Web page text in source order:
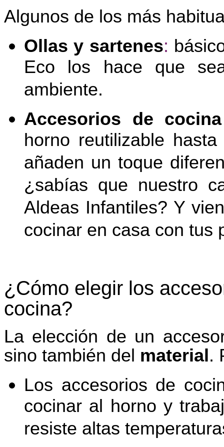
Algunos de los más
Ollas y sartenes:
Eco los hace que
ambiente.
Accesorios de
horno reutilizable
añaden un toque
¿sabías que nuestro
Aldeas Infantiles? Y
cocinar en casa con tus
¿Cómo elegir los
cocina?
La elección de un
sino también del material.
Los accesorios de
cocinar al horno y
resiste altas